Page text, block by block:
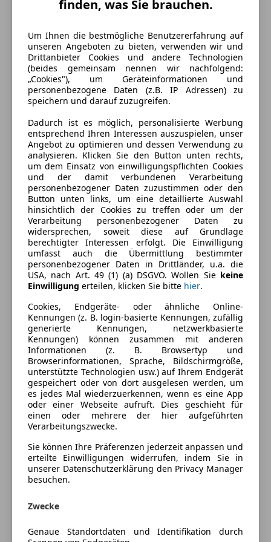
Energieverbrauch
Kraftstoff
Benzin
Kraftstoffverbrauch
15,10l/100 km (komb.)
Ausstattung
Komfort
Armlehne
Elektrische Fensterheber
Elektrische Seitenspiegel
Elektrische Sitze
Getönte Scheiben
Klimaautomatik
Lederlenkrad
Regensensor
Tempomat
Mehr anzeigen
Fahrzeugbeschreibung
Letzter Stand 22.04.2025
Großes Service
Vorne neue Bremsscheiben plus Klötze
Keilriemen plus Scheiben neu
Garagengepflegter AMG
10/2024 4x neue Reifen
finden, was Sie brauchen.
Um Ihnen die bestmögliche Benutzererfahrung auf
unseren Angeboten zu bieten, verwenden wir und
Drittanbieter Cookies und andere Technologien
(beides gemeinsam nennen wir nachfolgend:
„Cookies"), um Geräteinformationen und
personenbezogene Daten (z.B. IP Adressen) zu
speichern und darauf zuzugreifen.
Dadurch ist es möglich, personalisierte Werbung
entsprechend Ihren Interessen auszuspielen, unser
Angebot zu optimieren und dessen Verwendung zu
analysieren. Klicken Sie den Button unten rechts,
um dem Einsatz von einwilligungspflichten Cookies
und der damit verbundenen Verarbeitung
personenbezogener Daten zuzustimmen oder den
Button unten links, um eine detaillierte Auswahl
hinsichtlich der Cookies zu treffen oder um der
Verarbeitung personenbezogener Daten zu
widersprechen, soweit diese auf Grundlage
berechtigter Interessen erfolgt. Die Einwilligung
umfasst auch die Übermittlung bestimmter
personenbezogener Daten in Drittländer, u.a. die
USA, nach Art. 49 (1) (a) DSGVO. Wollen Sie keine
Einwilligung erteilen, klicken Sie bitte hier.
Cookies, Endgeräte- oder ähnliche Online-
Kennungen (z. B. login-basierte Kennungen, zufällig
generierte Kennungen, netzwerkbasierte
Kennungen) können zusammen mit anderen
Informationen (z. B. Browsertyp und
Browserinformationen, Sprache, Bildschirmgröße,
unterstützte Technologien usw.) auf Ihrem Endgerät
gespeichert oder von dort ausgelesen werden, um
es jedes Mal wiederzuerkennen, wenn es eine App
oder einer Webseite aufruft. Dies geschieht für
einen oder mehrere der hier aufgeführten
Verarbeitungszwecke.
Sie können Ihre Präferenzen jederzeit anpassen und
erteilte Einwilligungen widerrufen, indem Sie in
unserer Datenschutzerklärung den Privacy Manager
besuchen.
Zwecke
Genaue Standortdaten und Identifikation durch